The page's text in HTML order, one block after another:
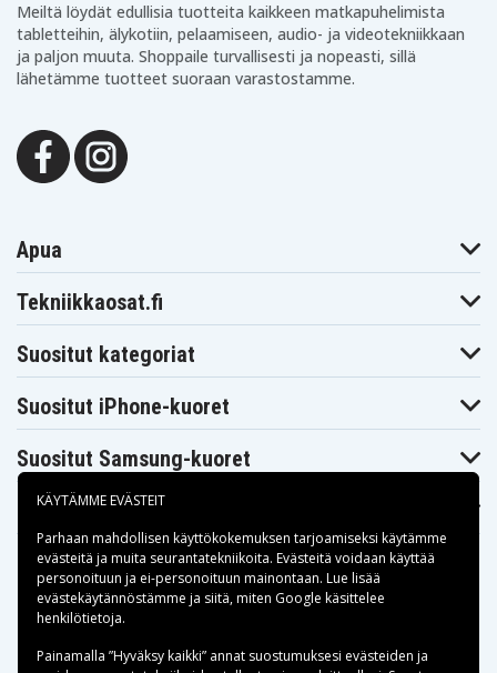
Meiltä löydät edullisia tuotteita kaikkeen matkapuhelimista
tabletteihin, älykotiin, pelaamiseen, audio- ja videotekniikkaan
ja paljon muuta. Shoppaile turvallisesti ja nopeasti, sillä
lähetämme tuotteet suoraan varastostamme.
Apua
Tekniikkaosat.fi
Suositut kategoriat
Suositut iPhone-kuoret
Suositut Samsung-kuoret
Suositut varaosat
Maksuvaihtoehdot
KÄYTÄMME EVÄSTEIT
Parhaan mahdollisen käyttökokemuksen tarjoamiseksi käytämme
evästeitä ja muita seurantatekniikoita. Evästeitä voidaan käyttää
personoituun ja ei-personoituun mainontaan. Lue lisää
evästekäytännöstämme ja siitä, miten Google käsittelee
henkilötietoja.
Painamalla ”Hyväksy kaikki” annat suostumuksesi evästeiden ja